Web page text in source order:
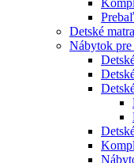
Detské
Nábytok pre